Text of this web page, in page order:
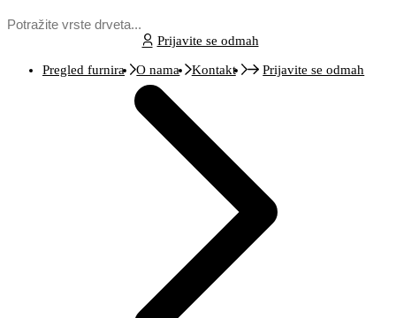
Prijavite se odmah
Pregled furnira O nama Kontakt Prijavite se odmah